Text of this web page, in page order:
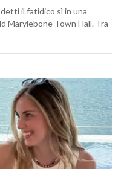
il fatidico sì in una
Marylebone Town Hall. Tra